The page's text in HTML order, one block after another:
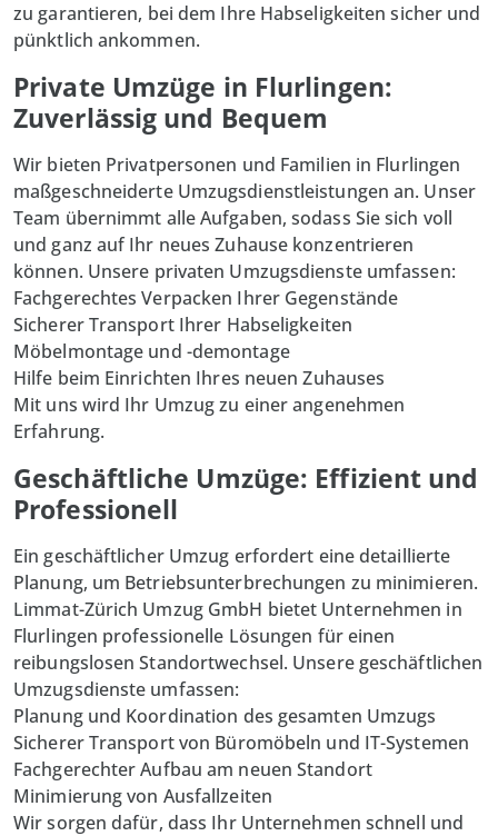
zu garantieren, bei dem Ihre Habseligkeiten sicher und
pünktlich ankommen.
Private Umzüge in Flurlingen:
Zuverlässig und Bequem
Wir bieten Privatpersonen und Familien in Flurlingen
maßgeschneiderte Umzugsdienstleistungen an. Unser
Team übernimmt alle Aufgaben, sodass Sie sich voll
und ganz auf Ihr neues Zuhause konzentrieren
können. Unsere privaten Umzugsdienste umfassen:
Fachgerechtes Verpacken Ihrer Gegenstände
Sicherer Transport Ihrer Habseligkeiten
Möbelmontage und -demontage
Hilfe beim Einrichten Ihres neuen Zuhauses
Mit uns wird Ihr Umzug zu einer angenehmen
Erfahrung.
Geschäftliche Umzüge: Effizient und
Professionell
Ein geschäftlicher Umzug erfordert eine detaillierte
Planung, um Betriebsunterbrechungen zu minimieren.
Limmat-Zürich Umzug GmbH bietet Unternehmen in
Flurlingen professionelle Lösungen für einen
reibungslosen Standortwechsel. Unsere geschäftlichen
Umzugsdienste umfassen:
Planung und Koordination des gesamten Umzugs
Sicherer Transport von Büromöbeln und IT-Systemen
Fachgerechter Aufbau am neuen Standort
Minimierung von Ausfallzeiten
Wir sorgen dafür, dass Ihr Unternehmen schnell und